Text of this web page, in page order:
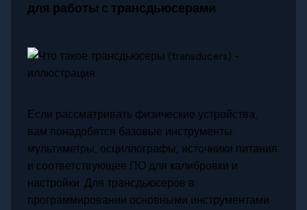
для работы с трансдьюсерами
Если рассматривать физические устройства,
вам понадобятся базовые инструменты:
мультиметры, осциллографы, источники питания
и соответствующее ПО для калибровки и
настройки. Для трансдьюсеров в
программировании основными инструментами